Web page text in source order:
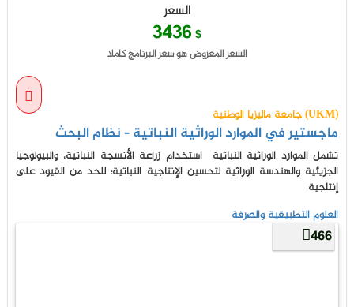
السعر
3436 $
السعر المعروض هو سعر البرنامج كاملا
جامعة ماليزيا الوطنية (UKM)
ماجستير في الموارد الوراثية النباتية – نظام البحث
تشمل الموارد الوراثية النباتية استخدام زراعة الأنسجة النباتية، والبيولوجيا
الجزيئية والهندسة الوراثية لتحسين الإنتاجية النباتية؛ للحد من القيود على
إنتاجية
العلوم التطبيقية والصرفة
466